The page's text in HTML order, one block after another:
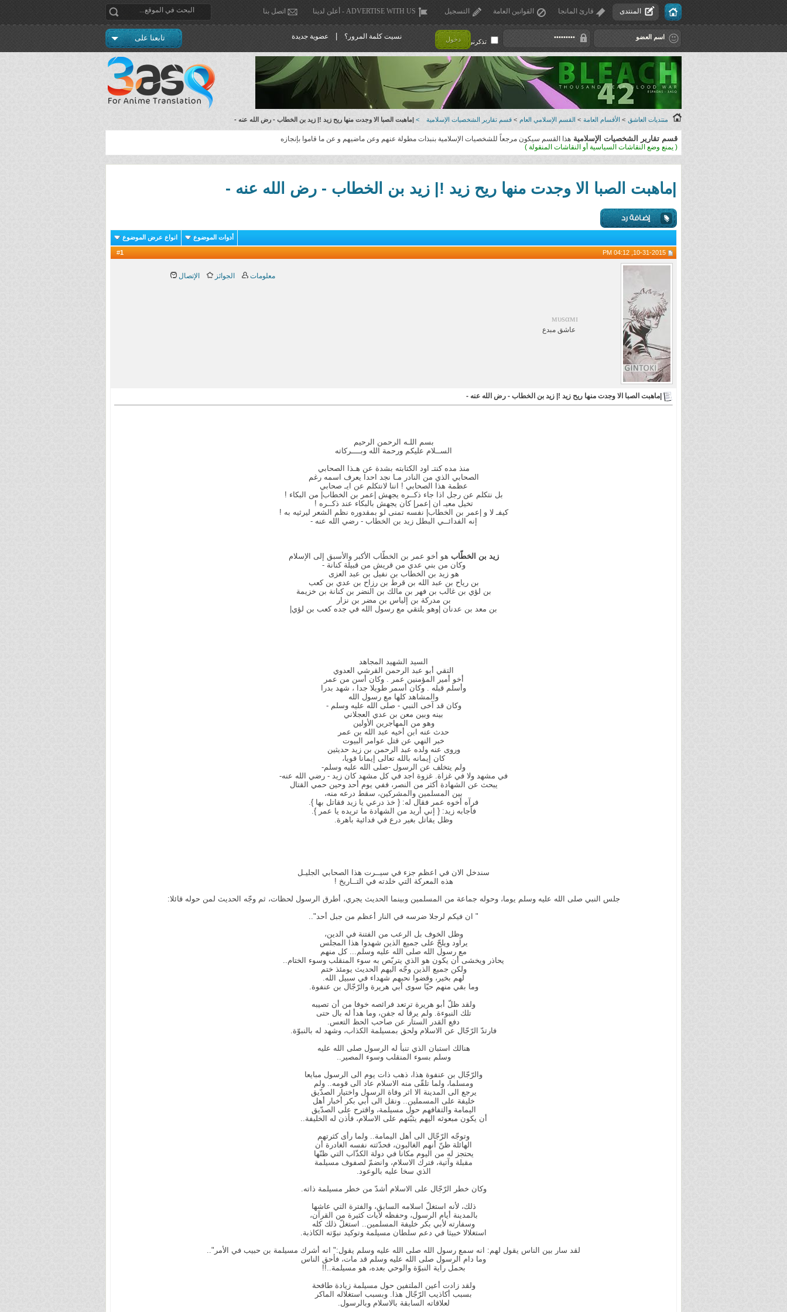
المنتدى قارئ المانجا القوانين العامة التسجيل ADVERTISE WITH US - أعلن لدينا اتصل بنا
تذكرني ! دخول نسيت كلمة المرور؟ عضوية جديدة تابعنا على
منتديات العاشق > الأقسام العامة > القسم الإسلامي العام > قسم تقارير الشخصيات الإسلامية > |ماهبت الصبا الا وجدت منها ريح زيد !| زيد بن الخطاب - رض الله عنه -
قسم تقارير الشخصيات الإسلامية هذا القسم سيكون مرجعاً للشخصيات الإسلامية بنبذات مطولة عنهم وعن ماضيهم و عن ما قاموا بإنجازه
( يمنع وضع النقاشات السياسية أو النقاشات المنقولة )
|ماهبت الصبا الا وجدت منها ريح زيد !| زيد بن الخطاب - رض الله عنه -
أدوات الموضوع انواع عرض الموضوع
1
мυsαмɪ
عاشق مبدع
معلومات الجوائز الإتصال
|ماهبت الصبا الا وجدت منها ريح زيد !| زيد بن الخطاب - رض الله عنه -
بسم اللـه الرحمن الرحيم
الســلام عليكم ورحمة الله وبــــركاته
منذ مده كنتـ اود الكتابته بشدة عن هـذا الصحابي
الصحابي الذي من النادر مـا نجد احدا يعرف اسمه رغم
عظمة هذا الصحابي ! اننا لانتكلم عن ايـ صحابي
بل نتكلم عن رجل اذا جاء ذكــره يجهش |عمر بن الخطاب| من البكاء !
تخيل معيـ ان |عمر| كان يجهش بالبكاء عند ذكــره !
كيفـ لا و |عمر بن الخطاب| نفسه تمنى لو بمقدوره نظم الشعر ليرثيه به !
إنه الفدائــي البطل زيد بن الخطاب - رضي الله عنه -
زيد بن الخطّاب هو أخو عمر بن الخطّاب الأكبر والأسبق إلى الإسلام
وكان من بني عدي من قريش من قبيلة كنانة -
هو زيد بن الخطاب بن نفيل بن عبد العزى
بن رياح بن عبد الله بن قرط بن رزاح بن عدي بن كعب
بن لؤي بن غالب بن فهر بن مالك بن النضر بن كنانة بن خزيمة
بن مدركة بن إلياس بن مضر بن نزار
بن معد بن عدنان |وهو يلتقي مع رسول الله في جده كعب بن لؤي|
السيد الشهيد المجاهد
التقي أبو عبد الرحمن القرشي العدوي
أخو أمير المؤمنين عمر . وكان أسن من عمر
وأسلم قبله . وكان أسمر طويلا جدا ، شهد بدرا
والمشاهد كلها مع رسول الله
وكان قد آخى النبي - صلى الله عليه وسلم -
بينه وبين معن بن عدي العجلاني
وهو من المهاجرين الأولين
حدث عنه ابن أخيه عبد الله بن عمر
خبر النهي عن قتل عوامر البيوت
وروى عنه ولده عبد الرحمن بن زيد حديثين
كان إيمانه بالله تعالى إيمانا قويا،
ولم يتخلف عن الرسول -صلى الله عليه وسلم-
في مشهد ولا في غزاة. غزوة اجد في كل مشهد كان زيد - رضي الله عنه-
يبحث عن الشهادة أكثر من النصر، ففي يوم أحد وحين حمي القتال
بين المسلمين والمشركين، سقط درعه منه،
فرآه أخوه عمر فقال له: { خذ درعي يا زيد فقاتل بها }.
فأجابه زيد: { إني أريد من الشهادة ما تريده يا عمر }.
وظل يقاتل بغير درع في فدائية باهرة.
سندخل الان في اعظم جزء في سيــرت هذا الصحابي الجليـل
هذه المعركة التي خلدته في التــاريخ !
جلس النبي صلى الله عليه وسلم يوما، وحوله جماعة من المسلمين وبينما الحديث يجري، أطرق الرسول لحظات، ثم وجّه الحديث لمن حوله قائلا:
" ان فيكم لرجلا ضرسه في النار أعظم من جبل أحد"..
وظل الخوف بل الرعب من الفتنة في الدين،
يراود ويلحّ على جميع الذين شهدوا هذا المجلس
مع رسول الله صلى الله عليه وسلم... كل منهم
يحاذر ويخشى أن يكون هو الذي يتربّص به سوء المنقلب وسوء الختام..
ولكن جميع الذين وجّه اليهم الحديث يومئذ ختم
لهم بخير، وقضوا نحبهم شهداء في سبيل الله.
وما بقي منهم حيّا سوى أبي هريرة والرّجّال بن عنفوة.
ولقد ظلّ أبو هريرة ترتعد فرائصه خوفا من أن تصيبه
تلك النبوءة. ولم يرقأ له جفن، وما هدأ له بال حتى
دفع القدر الستار عن صاحب الحظ التعس.
فارتدّ الرّجّال عن الاسلام ولحق بمسيلمة الكذاب، وشهد له بالنبوّة.
هنالك استبان الذي تنبأ له الرسول صلى الله عليه
وسلم بسوء المنقلب وسوء المصير..
والرّجّال بن عنفوة هذا، ذهب ذات يوم الى الرسول مبايعا
ومسلما، ولما تلقّى منه الاسلام عاد الى قومه.. ولم
يرجع الى المدينة الا اثر وفاة الرسول واختيار الصدّيق
خليفة على المسملين.. ونقل الى أبي بكر أخبار أهل
اليمامة والتفافهم حول مسيلمة، واقترح على الصدّيق
أن يكون مبعوثه اليهم يثبّتهم على الاسلام، فأذن له الخليفة..
وتوجّه الرّجّال الى أهل اليمامة.. ولما رأى كثرتهم
الهائلة ظنّ أنهم الغالبون، فحدّثته نفسه الغادرة أن
يحتجز له من اليوم مكانا في دولة الكذّاب التي ظنّها
مقبلة وآتية، فترك الاسلام، وانضمّ لصفوف مسيلمة
الذي سخا عليه بالوعود.
وكان خطر الرّجّال على الاسلام أشدّ من خطر مسيلمة ذاته.
ذلك، لأنه استغلّ اسلامه السابق، والفترة التي عاشها
بالمدينة أيام الرسول، وحفظه لآيات كثيرة من القرآن،
وسفارته لأبي بكر خليفة المسلمين.. استغلّ ذلك كله
استغلالا خبيثا في دعم سلطان مسيلمة وتوكيد نبوّته الكاذبة.
لقد سار بين الناس يقول لهم: انه سمع رسول الله صلى الله عليه وسلم يقول:" انه أشرك مسيلمة بن حبيب في الأمر"..
وما دام الرسول صلى الله عليه وسلم قد مات، فأحق الناس
بحمل راية النبوّة والوحي بعده، هو مسيلمة..!!
ولقد زادت أعين الملتفين حول مسيلمة زيادة طافحة
بسبب أكاذيب الرّجّال هذا. وبسبب استغلاله الماكر
لعلاقاته السابقة بالاسلام وبالرسول.